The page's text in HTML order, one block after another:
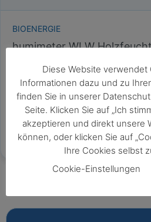
BIOENERGIE
humimeter WLW
mit umschaltbarer Anzeige für
Trockenmasse
einfache, sekundenschnelle
hoher Messbereich: 7 - 150%
hohe Einschlagtiefe
für alle Holzsorten kalibriert
Diese Website verwendet
Informationen dazu und zu
finden Sie in unserer
Seite. Klicken Sie auf „Ich
akzeptieren und direkt unsere
können, oder klicken Sie auf
Ihre Cookies selbst
Cookie-Einstellungen